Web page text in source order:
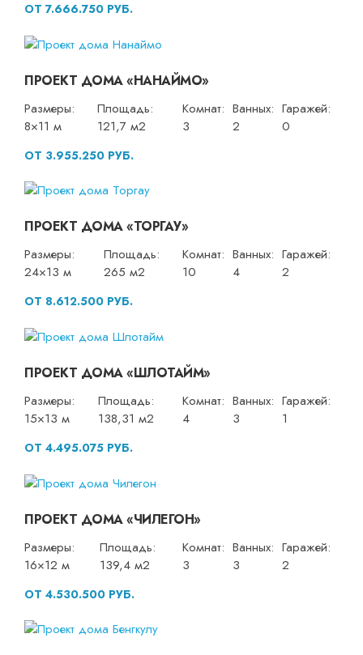
ОТ 7.666.750 РУБ.
ПРОЕКТ ДОМА «НАНАЙМО»
Размеры:
8×11 м
Площадь:
121,7 м2
Комнат:
3
Ванных:
2
Гаражей:
0
ОТ 3.955.250 РУБ.
ПРОЕКТ ДОМА «ТОРГАУ»
Размеры:
24×13 м
Площадь:
265 м2
Комнат:
10
Ванных:
4
Гаражей:
2
ОТ 8.612.500 РУБ.
ПРОЕКТ ДОМА «ШЛОТАЙМ»
Размеры:
15×13 м
Площадь:
138,31 м2
Комнат:
4
Ванных:
3
Гаражей:
1
ОТ 4.495.075 РУБ.
ПРОЕКТ ДОМА «ЧИЛЕГОН»
Размеры:
16×12 м
Площадь:
139,4 м2
Комнат:
3
Ванных:
3
Гаражей:
2
ОТ 4.530.500 РУБ.